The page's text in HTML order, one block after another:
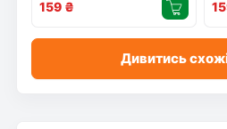
159 ₴
Дивитись